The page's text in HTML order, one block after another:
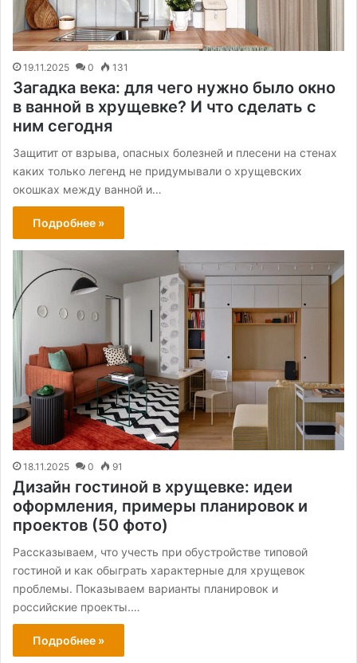
19.11.2025 0 131
Загадка века: для чего нужно было окно
в ванной в хрущевке? И что сделать с
ним сегодня
Защитит от взрыва, опасных болезней и плесени на стенах
каких только легенд не придумывали о хрущевских
окошках между ванной и…
Подробнее »
18.11.2025 0 91
Дизайн гостиной в хрущевке: идеи
оформления, примеры планировок и
проектов (50 фото)
Рассказываем, что учесть при обустройстве типовой
гостиной и как обыграть характерные для хрущевок
проблемы. Показываем варианты планировок и
российские проекты.…
Подробнее »